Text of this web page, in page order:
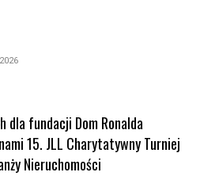
dla fundacji Dom Ronalda
15. JLL Charytatywny Turniej
Nieruchomości